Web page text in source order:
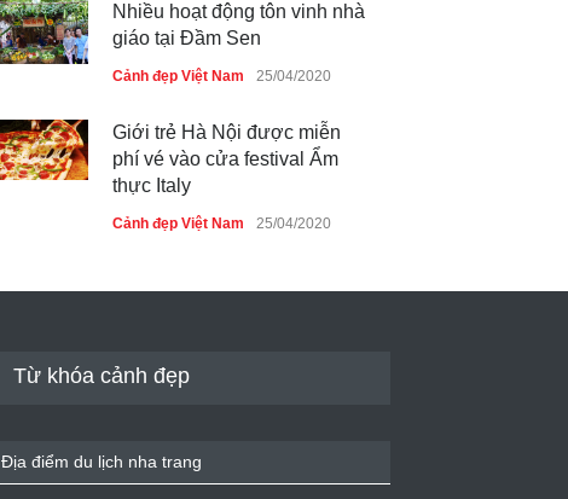
Nhiều hoạt động tôn vinh nhà
giáo tại Đầm Sen
Cảnh đẹp Việt Nam 25/04/2020
Giới trẻ Hà Nội được miễn
phí vé vào cửa festival Ẩm
thực Italy
Cảnh đẹp Việt Nam 25/04/2020
Cảnh đẹp Việt Nam
Từ khóa cảnh đẹp
Địa điểm du lịch nha trang